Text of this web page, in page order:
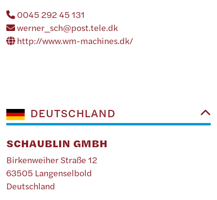
0045 292 45 131
werner_sch@post.tele.dk
http://www.wm-machines.dk/
DEUTSCHLAND
SCHAUBLIN GMBH
Birkenweiher Straße 12
63505 Langenselbold
Deutschland